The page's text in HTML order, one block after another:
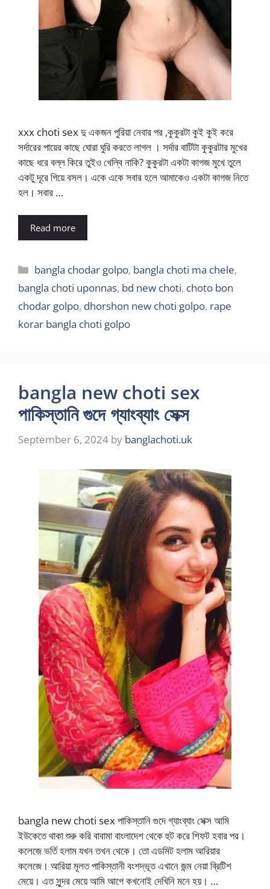
xxx choti sex দু একজন পুরিয়া নেবার পর ,কুকুরটা কুই কুই করে
সর্দারের পায়ের কাছে ঘোরা ঘুরি করতে লাগল । সর্দার বাটিটা কুকুরটার মুখের
কাছে ধরে বল্ল কিরে তুইও খেল্বি নাকি? কুকুরটা একটা কাগজ মুখে তুলে
একটু দূরে গিয়ে বসল। একে একে সবার হলে আমাকেও একটা কাগজ নিতে
হল। সবার …
Read more
Categories
bangla chodar golpo, bangla choti ma chele,
bangla choti uponnas, bd new choti, choto bon
chodar golpo, dhorshon new choti golpo, rape
korar bangla choti golpo
bangla new choti sex
পাকিস্তানি গুদে গ্যাংব্যাং সেক্স
September 6, 2024 by banglachoti.uk
bangla new choti sex পাকিস্তানি গুদে গ্যাংব্যাং সেক্স আমি
ইউকেতে থাকা শুরু করি বাবামা বাংলাদেশ থেকে হুট করে শিফট হবার পর।
কলেজে ভর্তি হলাম যখন তখন থেকে। তো এডমিট হলাম আরিয়ার
কলেজে। আরিয়া মূলত পাকিস্তানী বংশদ্ভূত এখানে জন্ম নেয়া ব্রিটিশ
মেয়ে। এত সুন্দর মেয়ে আমি আগে কখনোই দেখিনি মনে হয়। …